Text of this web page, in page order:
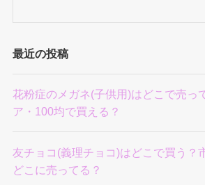
最近の投稿
花粉症のメガネ(子供用)はどこで売っ
ア・100均で買える？
友チョコ(義理チョコ)はどこで買う？
どこに売ってる？